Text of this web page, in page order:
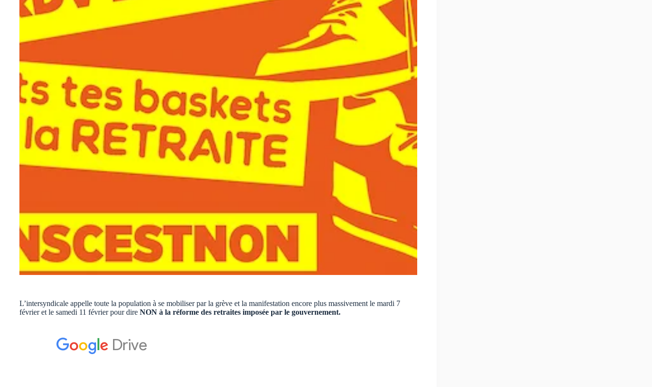
L’intersyndicale appelle toute la population à se mobiliser par la grève et la manifestation encore plus massivement le mardi 7
février et le samedi 11 février pour dire NON à la réforme des retraites imposée par le gouvernement.